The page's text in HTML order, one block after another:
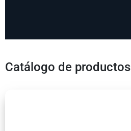
Catálogo de productos